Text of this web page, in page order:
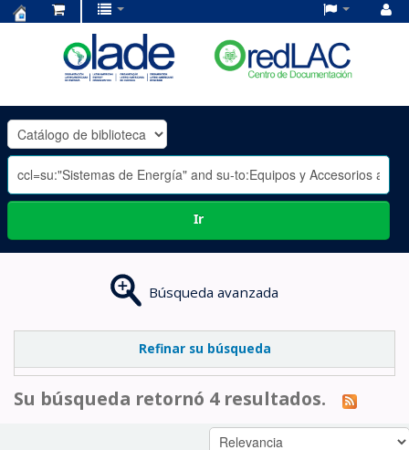
OLADE
-
Ir
Búsqueda avanzada
Refinar su búsqueda
Su búsqueda retornó 4 resultados.